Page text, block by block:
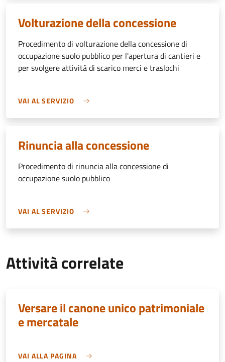
Volturazione della concessione
Procedimento di volturazione della concessione di
occupazione suolo pubblico per l'apertura di cantieri e
per svolgere attività di scarico merci e traslochi
VAI AL SERVIZIO
Rinuncia alla concessione
Procedimento di rinuncia alla concessione di
occupazione suolo pubblico
VAI AL SERVIZIO
Attività correlate
Versare il canone unico patrimoniale
e mercatale
VAI ALLA PAGINA